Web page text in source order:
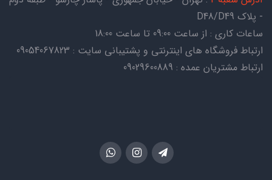
- پلاک D48/D49
ساعات کاری : از ساعت 09:00 تا ساعت 18:00
ارتباط فروشگاه های اینترنتی و پشتیبانی سایت : 09054067823
ارتباط مشتریان عمده : 09029600889